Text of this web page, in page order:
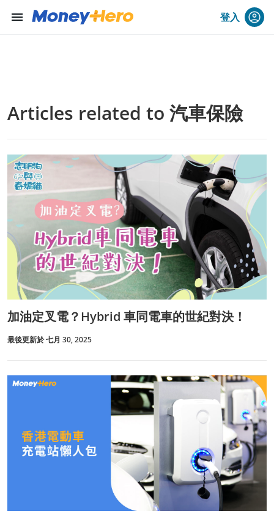
menu 登入
Articles related to 汽車保險
加油定叉電？Hybrid 車同電車的世紀對決！
最後更新於 七月 30, 2025